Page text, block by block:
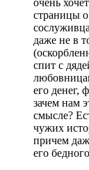
страницы
даже не в
спит с
его денег,
зачем нам
смысле?
чужих
причем
его